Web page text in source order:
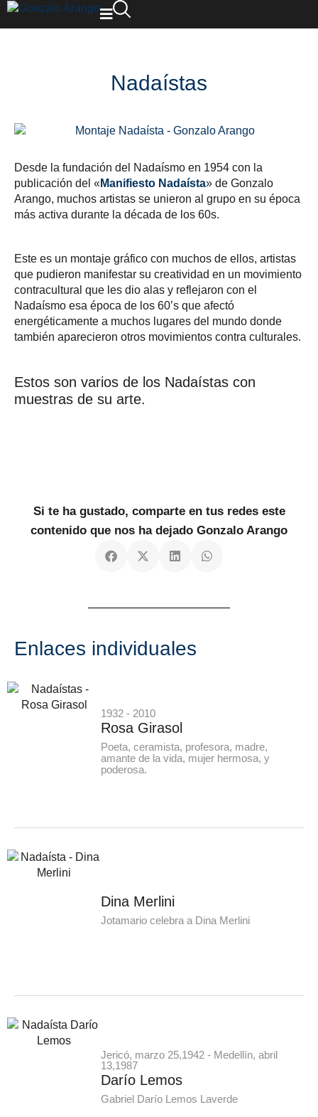
Nadaístas
Desde la fundación del Nadaísmo en 1954 con la
publicación del « Manifiesto Nadaísta» de Gonzalo
Arango, muchos artistas se unieron al grupo en su época
más activa durante la década de los 60s.
Este es un montaje gráfico con muchos de ellos, artistas
que pudieron manifestar su creatividad en un movimiento
contracultural que les dio alas y reflejaron con el
Nadaísmo esa época de los 60’s que afectó
energéticamente a muchos lugares del mundo donde
también aparecieron otros movimientos contra culturales.
Estos son varios de los Nadaístas con
muestras de su arte.
Si te ha gustado, comparte en tus redes este
contenido que nos ha dejado Gonzalo Arango
Enlaces individuales
1932 - 2010
Rosa Girasol
Poeta, ceramista, profesora, madre,
amante de la vida, mujer hermosa, y
poderosa.
Dina Merlini
Jotamario celebra a Dina Merlini
Jericó, marzo 25,1942 - Medellín, abril
13,1987
Darío Lemos
Gabriel Darío Lemos Laverde